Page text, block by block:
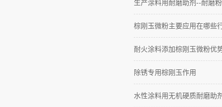
生产涂料用耐磨助剂--耐磨粉
棕刚玉微粉主要应用在哪些
耐火涂料添加棕刚玉微粉优
除锈专用棕刚玉作用
水性涂料用无机硬质耐磨助